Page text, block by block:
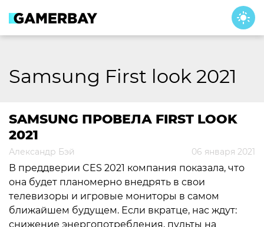
content
Samsung First look 2021
SAMSUNG ПРОВЕЛА FIRST LOOK
2021
Александр Бэй 06 января 2021
В преддверии CES 2021 компания показала, что
она будет планомерно внедрять в свои
телевизоры и игровые мониторы в самом
ближайшем будущем. Если вкратце, нас ждут:
снижение энергопотребления, пульты на